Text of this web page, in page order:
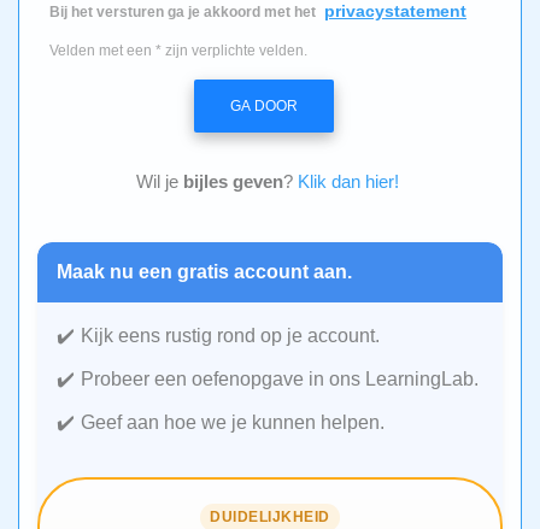
Bij het versturen ga je akkoord met het privacystatement
Velden met een * zijn verplichte velden.
GA DOOR
Wil je bijles geven? Klik dan hier!
Maak nu een gratis account aan.
Kijk eens rustig rond op je account.
Probeer een oefenopgave in ons LearningLab.
Geef aan hoe we je kunnen helpen.
DUIDELIJKHEID